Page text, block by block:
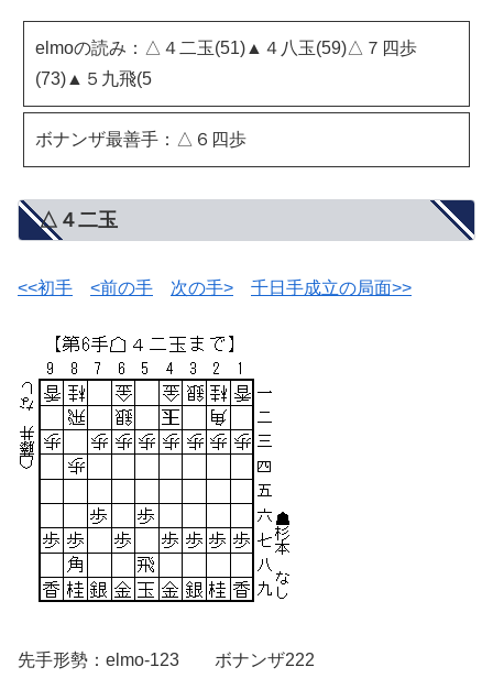
elmoの読み：△４二玉(51)▲４八玉(59)△７四歩
(73)▲５九飛(5
ボナンザ最善手：△６四歩
△４二玉
<<初手 <前の手 次の手> 千日手成立の局面>>
先手形勢：elmo-123 ボナンザ222